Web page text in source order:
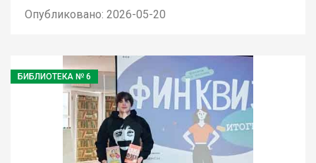
Опубликовано: 2026-05-20
БИБЛИОТЕКА № 6